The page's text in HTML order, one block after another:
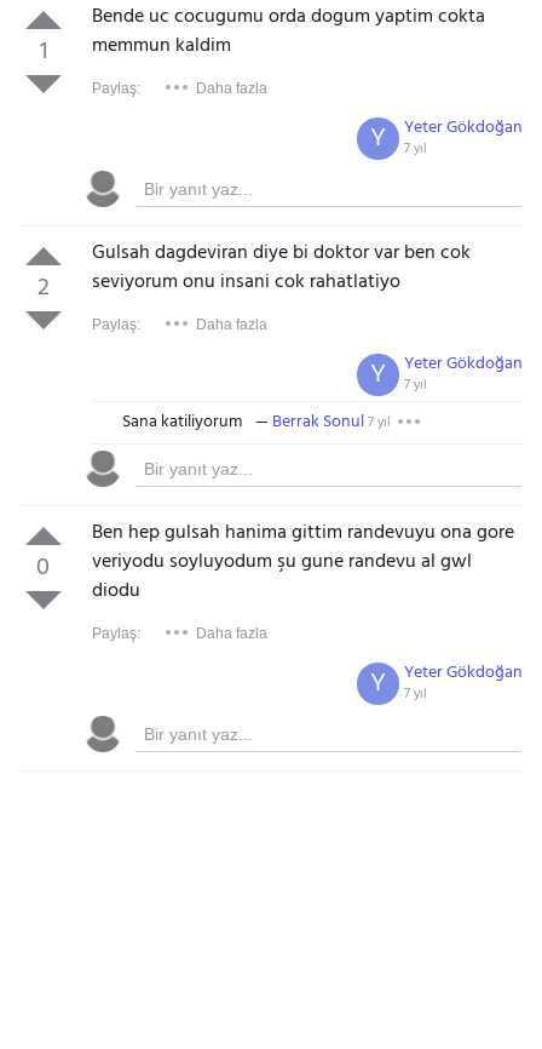
1
Bende uc cocugumu orda dogum yaptim cokta
memmun kaldim
Paylaş: Daha fazla
Yeter Gökdoğan
7 yıl
Y
2
Gulsah dagdeviran diye bi doktor var ben cok
seviyorum onu insani cok rahatlatiyo
Paylaş: Daha fazla
Yeter Gökdoğan
7 yıl
Y
Sana katiliyorum Berrak Sonul7 yıl
0
Ben hep gulsah hanima gittim randevuyu ona gore
veriyodu soyluyodum şu gune randevu al gwl
diodu
Paylaş: Daha fazla
Yeter Gökdoğan
7 yıl
Y